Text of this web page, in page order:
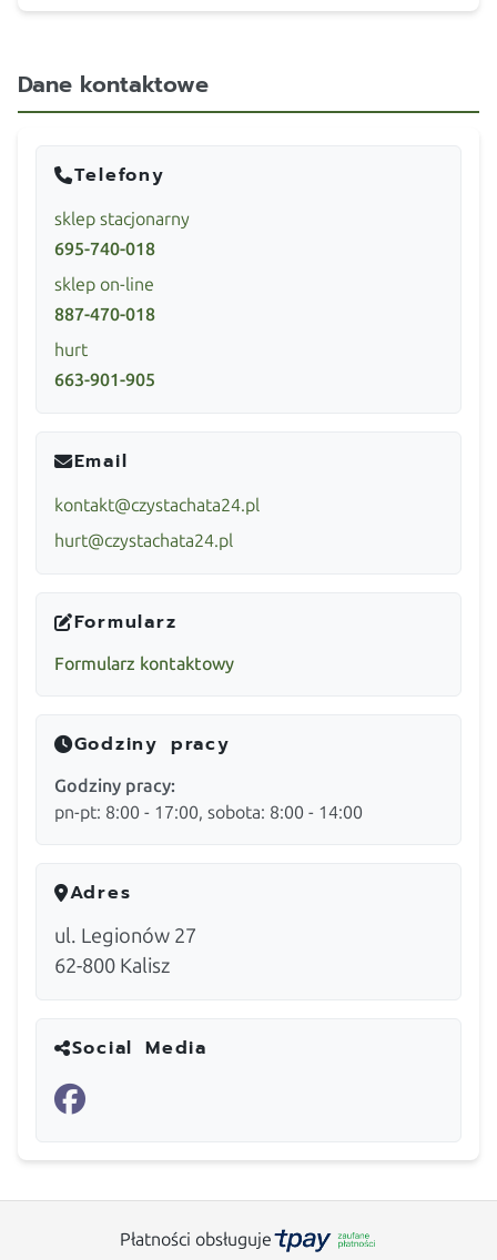
Dane kontaktowe
Telefony
sklep stacjonarny
695-740-018
sklep on-line
887-470-018
hurt
663-901-905
Email
kontakt@czystachata24.pl
hurt@czystachata24.pl
Formularz
Formularz kontaktowy
Godziny pracy
Godziny pracy:
pn-pt: 8:00 - 17:00, sobota: 8:00 - 14:00
Adres
ul. Legionów 27
62-800 Kalisz
Social Media
Płatności obsługuje